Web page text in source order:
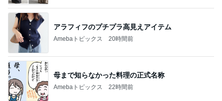
アラフィフのプチプラ高見えアイテム
Amebaトピックス 20時間前
母まで知らなかった料理の正式名称
Amebaトピックス 22時間前